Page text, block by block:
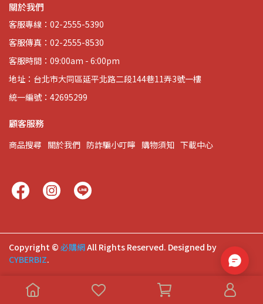
關於我們
客服專線：02-2555-5390
客服傳真：02-2555-8530
客服時間：09:00am - 6:00pm
地址：台北市大同區延平北路二段144巷11弄3號一樓
統一編號：42695299
顧客服務
商品搜尋 關於我們 防詐騙小叮嚀 購物須知 下載中心
Copyright © 必購網All Rights Reserved. Designed by
CYBERBIZ.